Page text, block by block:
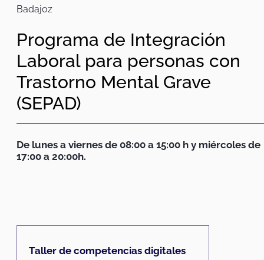
Badajoz
Programa de Integración
Laboral para personas con
Trastorno Mental Grave
(SEPAD)
De lunes a viernes de 08:00 a 15:00 h y miércoles de
17:00 a 20:00h.
Taller de competencias digitales